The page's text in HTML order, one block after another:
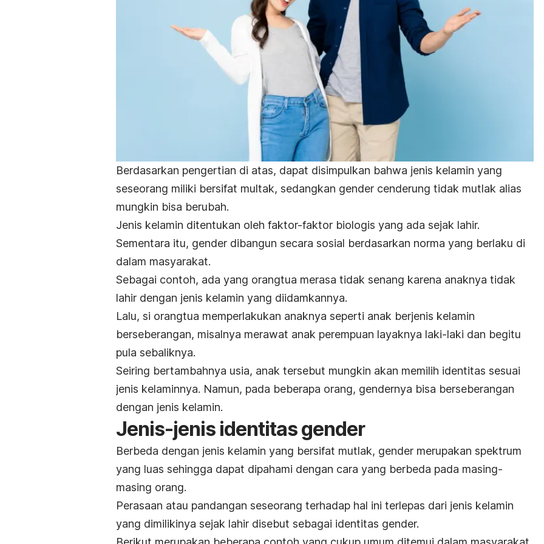
Berdasarkan pengertian di atas, dapat disimpulkan bahwa jenis kelamin yang
seseorang miliki bersifat multak, sedangkan gender cenderung tidak mutlak alias
mungkin bisa berubah.
Jenis kelamin ditentukan oleh faktor-faktor biologis yang ada sejak lahir.
Sementara itu, gender dibangun secara sosial berdasarkan norma yang berlaku di
dalam masyarakat.
Sebagai contoh, ada yang orangtua merasa tidak senang karena anaknya tidak
lahir dengan jenis kelamin yang diidamkannya.
Lalu, si orangtua memperlakukan anaknya seperti anak berjenis kelamin
berseberangan, misalnya merawat anak perempuan layaknya laki-laki dan begitu
pula sebaliknya.
Seiring bertambahnya usia, anak tersebut mungkin akan memilih identitas sesuai
jenis kelaminnya. Namun, pada beberapa orang, gendernya bisa berseberangan
dengan jenis kelamin.
Jenis-jenis identitas gender
Berbeda dengan jenis kelamin yang bersifat mutlak, gender merupakan spektrum
yang luas sehingga dapat dipahami dengan cara yang berbeda pada masing-
masing orang.
Perasaan atau pandangan seseorang terhadap hal ini terlepas dari jenis kelamin
yang dimilikinya sejak lahir disebut sebagai identitas gender.